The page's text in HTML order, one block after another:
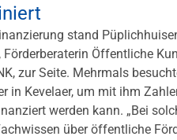
stand
Öffentliche
zur Seite. Mehrmals
in Kevelaer, um mit ihm
werden kann. „Bei
über öffentliche